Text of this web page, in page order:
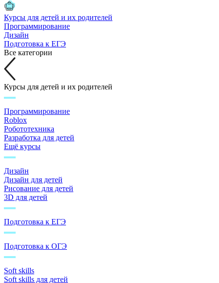
Курсы для детей и их родителей
Программирование
Дизайн
Подготовка к ЕГЭ
Все категории
Курсы для детей и их родителей
Программирование
Roblox
Робототехника
Разработка для детей
Ещё курсы
Дизайн
Дизайн для детей
Рисование для детей
3D для детей
Подготовка к ЕГЭ
Подготовка к ОГЭ
Soft skills
Soft skills для детей